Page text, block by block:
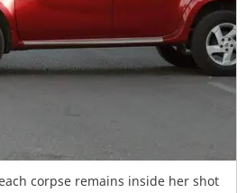
corpse remains inside her shot